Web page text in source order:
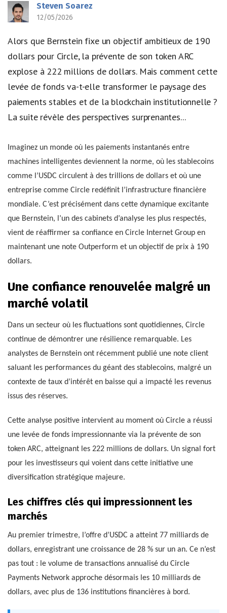
Steven Soarez
12/05/2026
Alors que Bernstein fixe un objectif ambitieux de 190
dollars pour Circle, la prévente de son token ARC
explose à 222 millions de dollars. Mais comment cette
levée de fonds va-t-elle transformer le paysage des
paiements stables et de la blockchain institutionnelle ?
La suite révèle des perspectives surprenantes...
Imaginez un monde où les paiements instantanés entre
machines intelligentes deviennent la norme, où les stablecoins
comme l’USDC circulent à des trillions de dollars et où une
entreprise comme Circle redéfinit l’infrastructure financière
mondiale. C’est précisément dans cette dynamique excitante
que Bernstein, l’un des cabinets d’analyse les plus respectés,
vient de réaffirmer sa confiance en Circle Internet Group en
maintenant une note Outperform et un objectif de prix à 190
dollars.
Une confiance renouvelée malgré un
marché volatil
Dans un secteur où les fluctuations sont quotidiennes, Circle
continue de démontrer une résilience remarquable. Les
analystes de Bernstein ont récemment publié une note client
saluant les performances du géant des stablecoins, malgré un
contexte de taux d’intérêt en baisse qui a impacté les revenus
issus des réserves.
Cette analyse positive intervient au moment où Circle a réussi
une levée de fonds impressionnante via la prévente de son
token ARC, atteignant les 222 millions de dollars. Un signal fort
pour les investisseurs qui voient dans cette initiative une
diversification stratégique majeure.
Les chiffres clés qui impressionnent les
marchés
Au premier trimestre, l’offre d’USDC a atteint 77 milliards de
dollars, enregistrant une croissance de 28 % sur un an. Ce n’est
pas tout : le volume de transactions annualisé du Circle
Payments Network approche désormais les 10 milliards de
dollars, avec plus de 136 institutions financières à bord.